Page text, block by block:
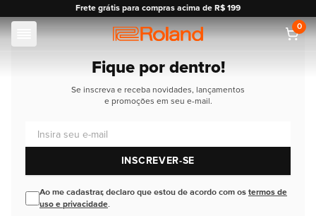
Frete grátis para compras acima de R$ 199
Roland
0
Fique por dentro!
Se inscreva e receba novidades, lançamentos
e promoções em seu e-mail.
INSCREVER-SE
Ao me cadastrar, declaro que estou de acordo com os termos de
uso e privacidade.